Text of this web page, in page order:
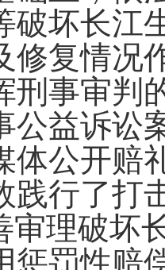
破坏长江
修复情况
刑事审判
公益诉讼
体公开赔
践行了打
理破坏长
惩罚性赔